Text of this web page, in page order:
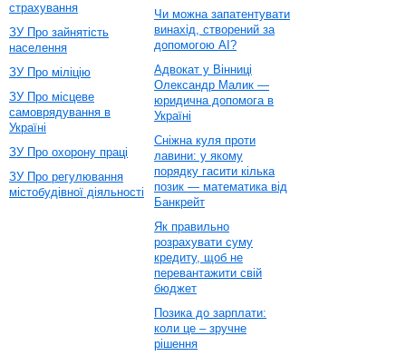
страхування
ЗУ Про зайнятість
населення
ЗУ Про міліцію
ЗУ Про місцеве
самоврядування в
Україні
ЗУ Про охорону праці
ЗУ Про регулювання
містобудівної діяльності
Чи можна запатентувати
винахід, створений за
допомогою AI?
Адвокат у Вінниці
Олександр Малик —
юридична допомога в
Україні
Сніжна куля проти
лавини: у якому
порядку гасити кілька
позик — математика від
Банкрейт
Як правильно
розрахувати суму
кредиту, щоб не
перевантажити свій
бюджет
Позика до зарплати:
коли це – зручне
рішення